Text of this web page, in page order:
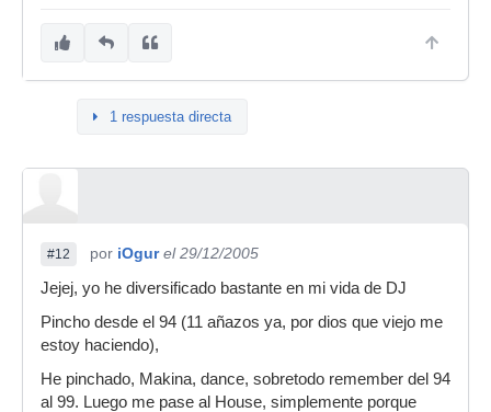
1 respuesta directa
#12 por iOgur el 29/12/2005
Jejej, yo he diversificado bastante en mi vida de DJ
Pincho desde el 94 (11 añazos ya, por dios que viejo me
estoy haciendo),
He pinchado, Makina, dance, sobretodo remember del 94
al 99. Luego me pase al House, simplemente porque